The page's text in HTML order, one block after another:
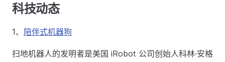
科技动态
1、 陪伴式机器狗
扫地机器人的发明者是美国 iRobot 公司创始人科林·安格